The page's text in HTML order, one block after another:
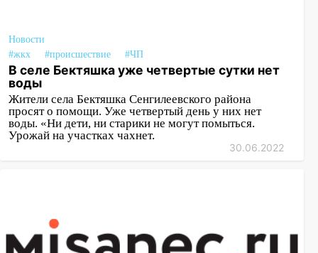
23:20 Прогноз погоды на 7 августа в
Ульяновской области
20:04 Ульяновцев приглашают на забег,
посвящённый Дню воздушного флота
России
18:02
баскетбола!
Новости
#жкх
#происшествие #ЧП
В селе Бектяшка уже четвертые сутки нет
воды
Жители села Бектяшка Сенгилеевского района
просят о помощи. Уже четвертый день у них нет
воды. «Ни дети, ни старики не могут помыться.
Урожай на участках чахнет.
30.06.2022